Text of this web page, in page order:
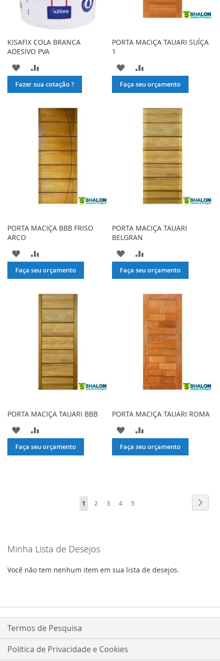
KISAFIX COLA BRANCA
ADESIVO PVA
ADICIONAR
À
DESEJOS
PARA
Fazer sua cotação ?
PORTA MACIÇA TAUARI SUÍÇA
1
ADICIONAR
À
DESEJOS
PARA
Faça seu orçamento
PORTA MACIÇA BBB FRISO
ARCO
ADICIONAR
À
DESEJOS
PARA
Faça seu orçamento
PORTA MACIÇA TAUARI
BELGRAN
ADICIONAR
À
DESEJOS
PARA
Faça seu orçamento
PORTA MACIÇA TAUARI BBB
ADICIONAR
À
PARA
Faça seu orçamento
PORTA MACIÇA TAUARI ROMA
ADICIONAR
À
PARA
Faça seu orçamento
Página
Você
a
1 Página
2 Página
3 Página
4 Página
5
Minha Lista de Desejos
Você não tem nenhum item em sua lista de desejos.
Termos de Pesquisa
Política de Privacidade e Cookies